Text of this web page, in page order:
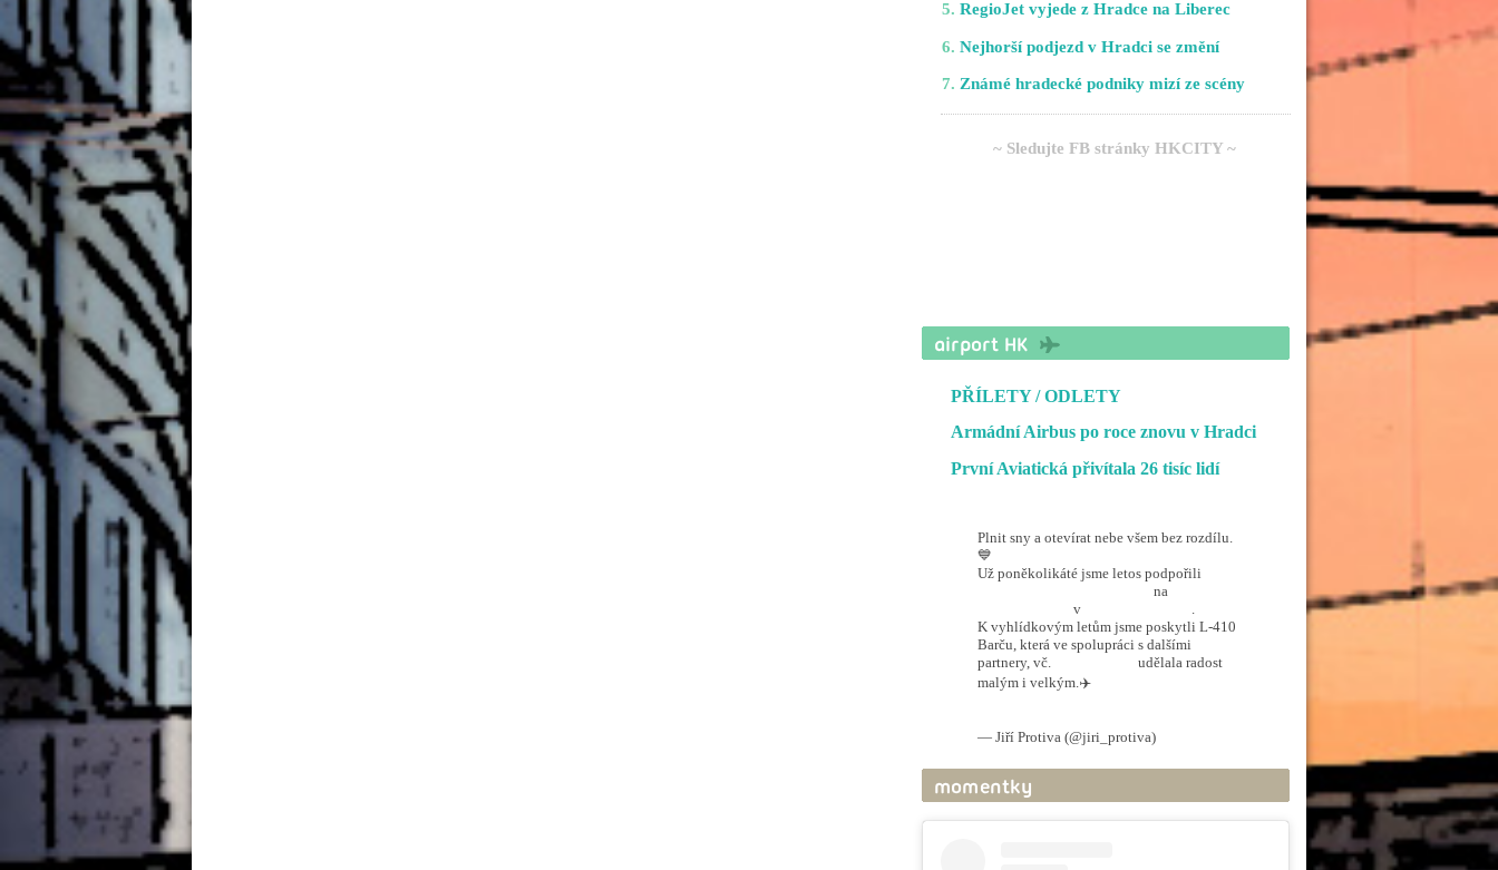
5. RegioJet vyjede z Hradce na Liberec
6. Nejhorší podjezd v Hradci se změní
7. Známé hradecké podniky mizí ze scény
~ Sledujte FB stránky HKCITY ~
PŘÍLETY / ODLETY
Armádní Airbus po roce znovu v Hradci
První Aviatická přivítala 26 tisíc lidí
Plnit sny a otevírat nebe všem bez rozdílu.
💙
Už poněkolikáté jsme letos podpořili
na
v
.
K vyhlídkovým letům jsme poskytli L-410
Barču, která ve spolupráci s dalšími
partnery, vč.
udělala radost
malým i velkým.✈️
— Jiří Protiva (@jiri_protiva)